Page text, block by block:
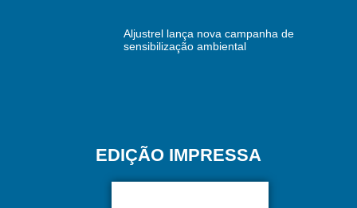
Aljustrel lança nova campanha de
sensibilização ambiental
EDIÇÃO IMPRESSA